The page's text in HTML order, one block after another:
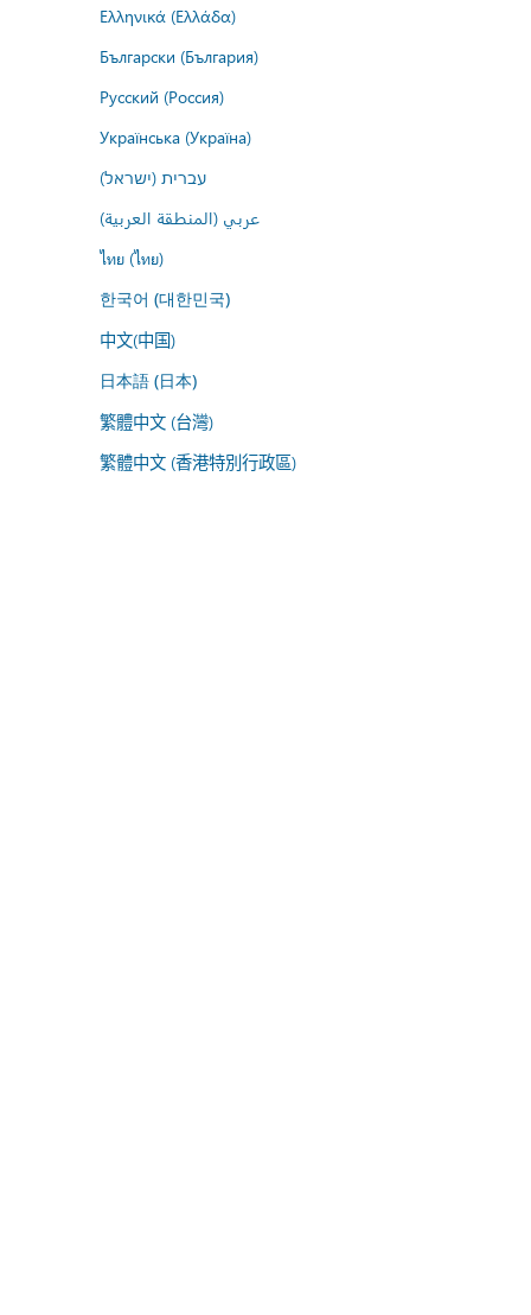
Ελληνικά (Ελλάδα)
Български (България)
Русский (Россия)
Українська (Україна)
עברית (ישראל)
عربي (المنطقة العربية)
ไทย (ไทย)
한국어 (대한민국)
中文(中国)
日本語 (日本)
繁體中文 (台灣)
繁體中文 (香港特別行政區)